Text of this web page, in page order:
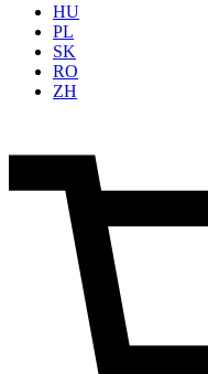
HU
PL
SK
RO
ZH